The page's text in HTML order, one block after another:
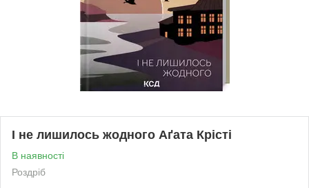
І не лишилось жодного Аґата Крісті
В наявності
Роздріб